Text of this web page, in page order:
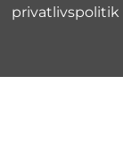
privatlivspolitik